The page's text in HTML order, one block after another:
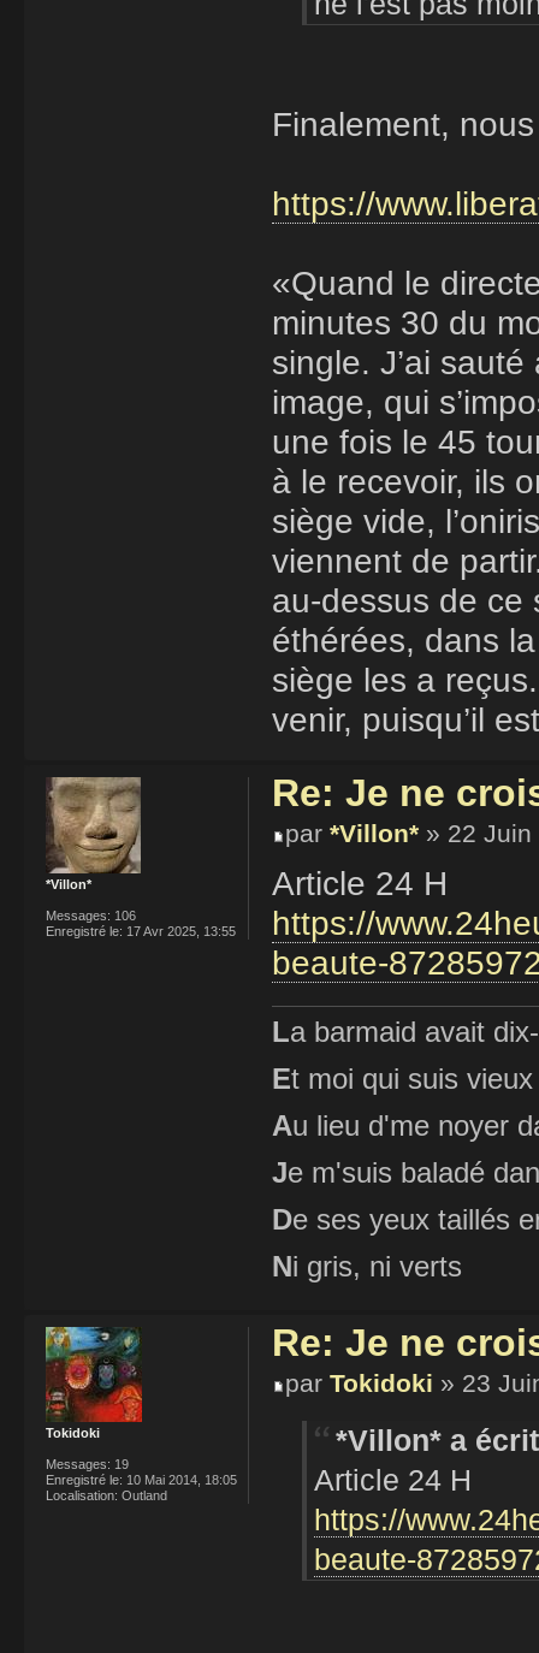
Finalement,
https://
«Quand le
minutes 30 du
single. J’ai
image, qui
une fois le 45
à le recevoir, ils
siège vide,
viennent de
au-dessus de ce
éthérées, dans
siège les a
venir, puisqu’il
Re: Je ne
par *Villon* » 22
Article 24 H
https://
beaute-
La barmaid avait
Et moi qui suis
Au lieu d'me noyer
Je m'suis baladé
De ses yeux taillés
Ni gris, ni verts
*Villon*
Messages: 106
Enregistré le: 17 Avr 2025, 13:55
Re: Je ne
par Tokidoki » 23
*Villon* a
Article 24 H
https://
beaute-
Tokidoki
Messages: 19
Enregistré le: 10 Mai 2014, 18:05
Localisation: Outland